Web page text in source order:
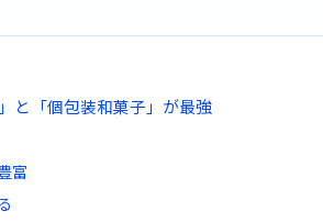
と「個包装和菓子」が最強
富